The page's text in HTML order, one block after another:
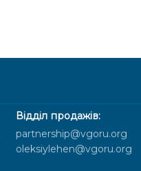
Відділ продажів:
partnership@vgoru.org
oleksiylehen@vgoru.org